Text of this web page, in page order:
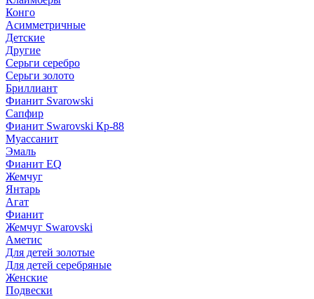
Конго
Асимметричные
Детские
Другие
Серьги серебро
Серьги золото
Бриллиант
Фианит Svarowski
Сапфир
Фианит Swarovski Кр-88
Муассанит
Эмаль
Фианит EQ
Жемчуг
Янтарь
Агат
Фианит
Жемчуг Swarovski
Аметис
Для детей золотые
Для детей серебряные
Женские
Подвески